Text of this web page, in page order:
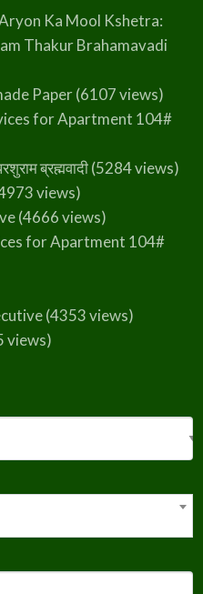
Ka Mool Kshetra:
Thakur Brahamavadi
Paper(6107 views)
for Apartment 104#
ब्रह्मवादी(5284 views)
views)
(4666 views)
for Apartment 104#
(4353 views)
views)